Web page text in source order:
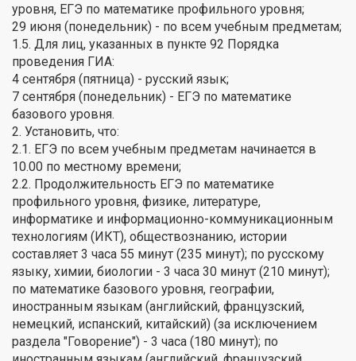
уровня, ЕГЭ по математике профильного уровня;
29 июня (понедельник) - по всем учебным предметам;
1.5. Для лиц, указанных в пункте 92 Порядка
проведения ГИА:
4 сентября (пятница) - русский язык;
7 сентября (понедельник) - ЕГЭ по математике
базового уровня.
2. Установить, что:
2.1. ЕГЭ по всем учебным предметам начинается в
10.00 по местному времени;
2.2. Продолжительность ЕГЭ по математике
профильного уровня, физике, литературе,
информатике и информационно-коммуникационным
технологиям (ИКТ), обществознанию, истории
составляет 3 часа 55 минут (235 минут); по русскому
языку, химии, биологии - 3 часа 30 минут (210 минут);
по математике базового уровня, географии,
иностранным языкам (английский, французский,
немецкий, испанский, китайский) (за исключением
раздела "Говорение") - 3 часа (180 минут); по